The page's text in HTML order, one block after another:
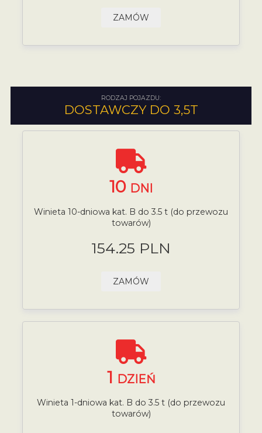
ZAMÓW
RODZAJ POJAZDU:
DOSTAWCZY DO 3,5T
10 DNI
Winieta 10-dniowa kat. B do 3.5 t (do przewozu
towarów)
154.25 PLN
ZAMÓW
1 DZIEŃ
Winieta 1-dniowa kat. B do 3.5 t (do przewozu
towarów)